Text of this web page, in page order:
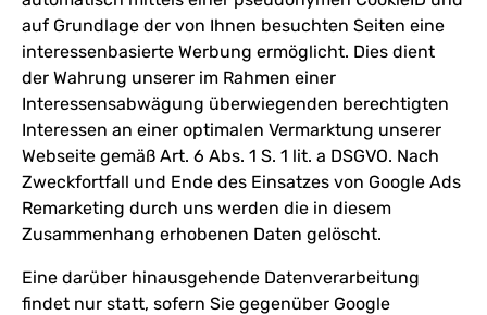
auf Grundlage der von Ihnen besuchten Seiten eine
interessenbasierte Werbung ermöglicht. Dies dient
der Wahrung unserer im Rahmen einer
Interessensabwägung überwiegenden berechtigten
Interessen an einer optimalen Vermarktung unserer
Webseite gemäß Art. 6 Abs. 1 S. 1 lit. a DSGVO. Nach
Zweckfortfall und Ende des Einsatzes von Google Ads
Remarketing durch uns werden die in diesem
Zusammenhang erhobenen Daten gelöscht.
Eine darüber hinausgehende Datenverarbeitung
findet nur statt, sofern Sie gegenüber Google